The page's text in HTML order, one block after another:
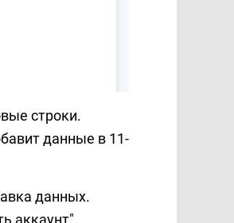
строки.
данные в 11-
данных.
аккаунт".